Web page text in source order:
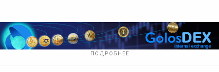
ПОДРОБНЕЕ